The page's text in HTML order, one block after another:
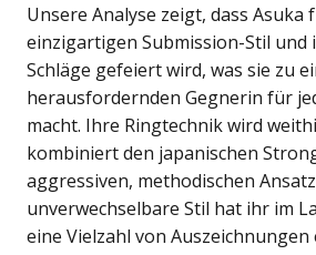
Unsere Analyse zeigt, dass Asuka
einzigartigen Submission-Stil
Schläge gefeiert wird, was sie zu
herausfordernden Gegnerin für
macht. Ihre Ringtechnik wird
kombiniert den japanischen
aggressiven, methodischen
unverwechselbare Stil hat ihr im
eine Vielzahl von